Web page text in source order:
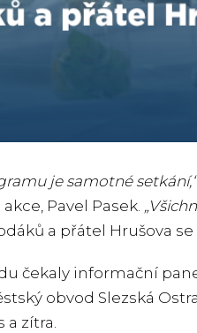
je samotné setkání,“
Pavel Pasek.
a přátel Hrušova
čekaly informační
obvod Slezská
a zítra.